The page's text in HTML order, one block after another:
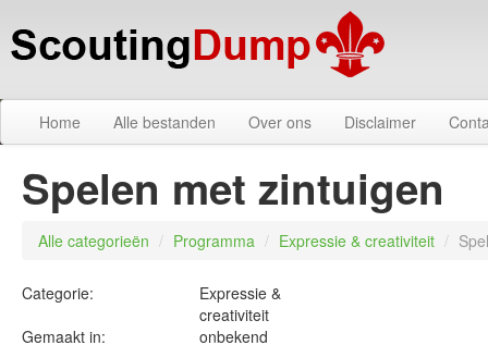
Home Alle bestanden Over ons Disclaimer
Spelen met zintuigen
Alle categorieën / Programma / Expressie & creativiteit /
Categorie:
Expressie &
creativiteit
Gemaakt in:
onbekend